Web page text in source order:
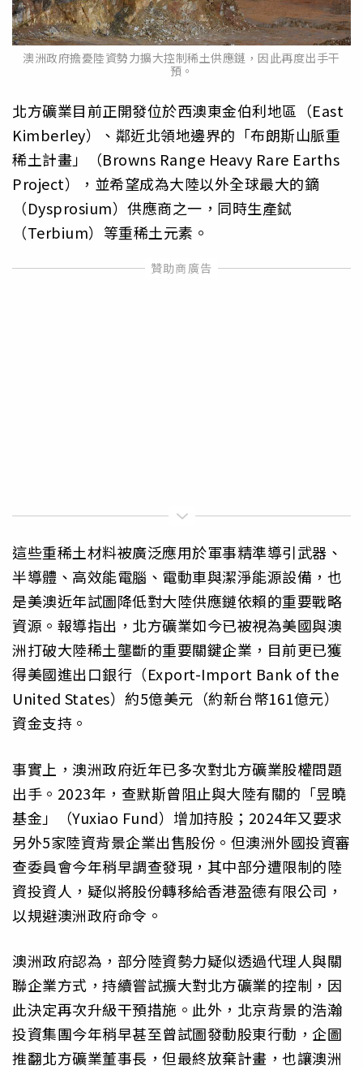
澳洲政府擔憂陸資勢力擴大控制稀土供應鏈，因此再度出手干
預。
北方礦業目前正開發位於西澳東金伯利地區（East
Kimberley）、鄰近北領地邊界的「布朗斯山脈重
稀土計畫」（Browns Range Heavy Rare Earths
Project），並希望成為大陸以外全球最大的鏑
（Dysprosium）供應商之一，同時生產鋱
（Terbium）等重稀土元素。
這些重稀土材料被廣泛應用於軍事精準導引武器、
半導體、高效能電腦、電動車與潔淨能源設備，也
是美澳近年試圖降低對大陸供應鏈依賴的重要戰略
資源。報導指出，北方礦業如今已被視為美國與澳
洲打破大陸稀土壟斷的重要關鍵企業，目前更已獲
得美國進出口銀行（Export-Import Bank of the
United States）約5億美元（約新台幣161億元）
資金支持。
事實上，澳洲政府近年已多次對北方礦業股權問題
出手。2023年，查默斯曾阻止與大陸有關的「昱曉
基金」（Yuxiao Fund）增加持股；2024年又要求
另外5家陸資背景企業出售股份。但澳洲外國投資審
查委員會今年稍早調查發現，其中部分遭限制的陸
資投資人，疑似將股份轉移給香港盈德有限公司，
以規避澳洲政府命令。
澳洲政府認為，部分陸資勢力疑似透過代理人與關
聯企業方式，持續嘗試擴大對北方礦業的控制，因
此決定再次升級干預措施。此外，北京背景的浩瀚
投資集團今年稍早甚至曾試圖發動股東行動，企圖
推翻北方礦業董事長，但最終放棄計畫，也讓澳洲